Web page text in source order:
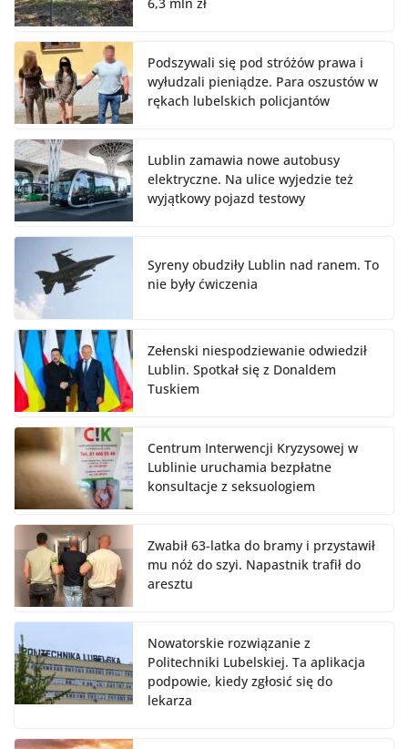
Podszywali się pod stróżów prawa i
wyłudzali pieniądze. Para oszustów w
rękach lubelskich policjantów
Lublin zamawia nowe autobusy
elektryczne. Na ulice wyjedzie też
wyjątkowy pojazd testowy
Syreny obudziły Lublin nad ranem. To
nie były ćwiczenia
Zełenski niespodziewanie odwiedził
Lublin. Spotkał się z Donaldem
Tuskiem
Centrum Interwencji Kryzysowej w
Lublinie uruchamia bezpłatne
konsultacje z seksuologiem
Zwabił 63-latka do bramy i przystawił
mu nóż do szyi. Napastnik trafił do
aresztu
Nowatorskie rozwiązanie z
Politechniki Lubelskiej. Ta aplikacja
podpowie, kiedy zgłosić się do
lekarza